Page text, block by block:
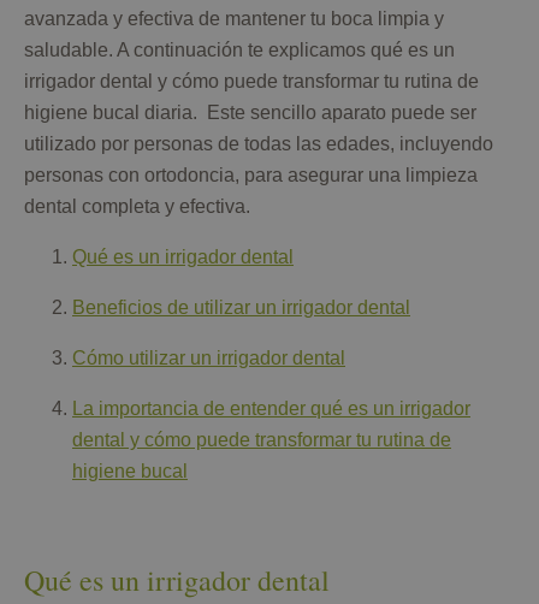
avanzada y efectiva de mantener tu boca limpia y
saludable. A continuación te explicamos qué es un
irrigador dental y cómo puede transformar tu rutina de
higiene bucal diaria. Este sencillo aparato puede ser
utilizado por personas de todas las edades, incluyendo
personas con ortodoncia, para asegurar una limpieza
dental completa y efectiva.
Qué es un irrigador dental
Beneficios de utilizar un irrigador dental
Cómo utilizar un irrigador dental
La importancia de entender qué es un irrigador
dental y cómo puede transformar tu rutina de
higiene bucal
Qué es un irrigador dental